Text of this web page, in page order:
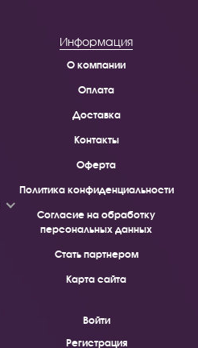
Информация
О компании
Оплата
Доставка
Контакты
Оферта
Политика конфиденциальности
Согласие на обработку
персональных данных
Стать партнером
Карта сайта
Войти
Регистрация